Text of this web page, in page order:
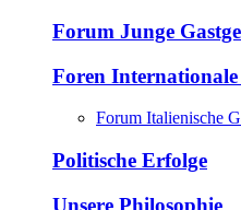
Forum Junge
Foren Internationale
Forum Italienische
Politische Erfolge
Unsere Philosophie